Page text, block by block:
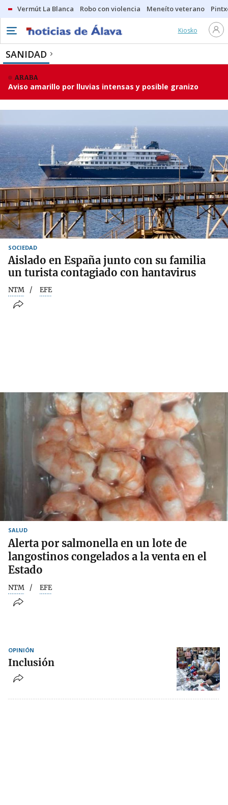
Vermút La Blanca Robo con violencia Meneíto veterano
Kiosko
SANIDAD
ARABA
Aviso amarillo por lluvias intensas y posible granizo
SOCIEDAD
Aislado en España junto con su familia
un turista contagiado con hantavirus
NTM EFE
SALUD
Alerta por salmonella en un lote de
langostinos congelados a la venta en el
Estado
NTM EFE
OPINIÓN
Inclusión